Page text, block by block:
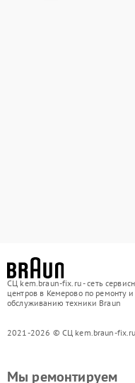
СЦ kem.braun-fix.ru - сеть
центров в Кемерово по ремонту и
обслуживанию техники Braun
2021-2026 © СЦ kem.braun-fix.ru
Мы ремонтируем